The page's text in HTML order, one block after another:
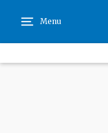
Menu